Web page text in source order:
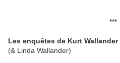
***
Les enquêtes de Kurt Wallander
(& Linda Wallander)